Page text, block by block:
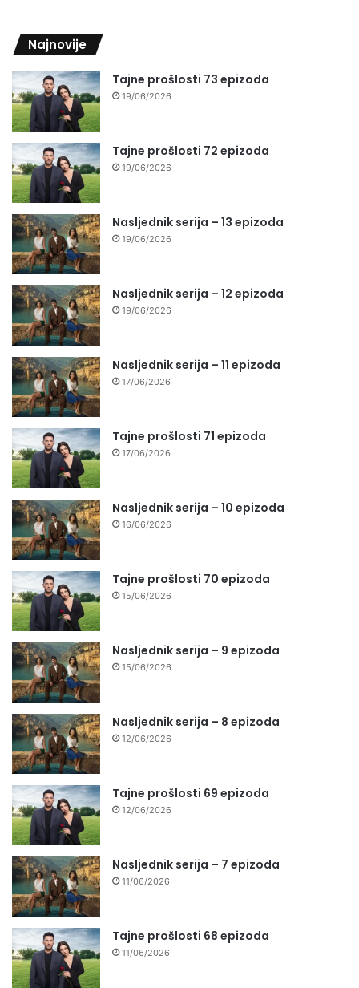
Najnovije
Tajne prošlosti 73 epizoda
19/06/2026
Tajne prošlosti 72 epizoda
19/06/2026
Nasljednik serija – 13 epizoda
19/06/2026
Nasljednik serija – 12 epizoda
19/06/2026
Nasljednik serija – 11 epizoda
17/06/2026
Tajne prošlosti 71 epizoda
17/06/2026
Nasljednik serija – 10 epizoda
16/06/2026
Tajne prošlosti 70 epizoda
15/06/2026
Nasljednik serija – 9 epizoda
15/06/2026
Nasljednik serija – 8 epizoda
12/06/2026
Tajne prošlosti 69 epizoda
12/06/2026
Nasljednik serija – 7 epizoda
11/06/2026
Tajne prošlosti 68 epizoda
11/06/2026